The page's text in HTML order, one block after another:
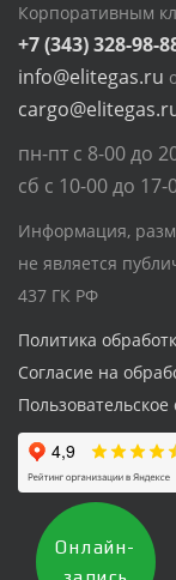
Корпоративным
+7 (343) 328-98-
info@elitegas.ru
пн-пт с 8-00 до
сб с 10-00 до
Информация,
не является
437 ГК РФ
Политика
Согласие на
Онлайн-